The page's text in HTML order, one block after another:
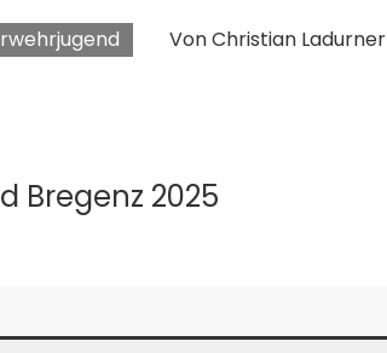
Von Christian Ladurner
Bregenz 2025